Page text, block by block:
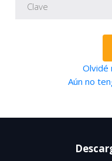
Olvidé
Aún no